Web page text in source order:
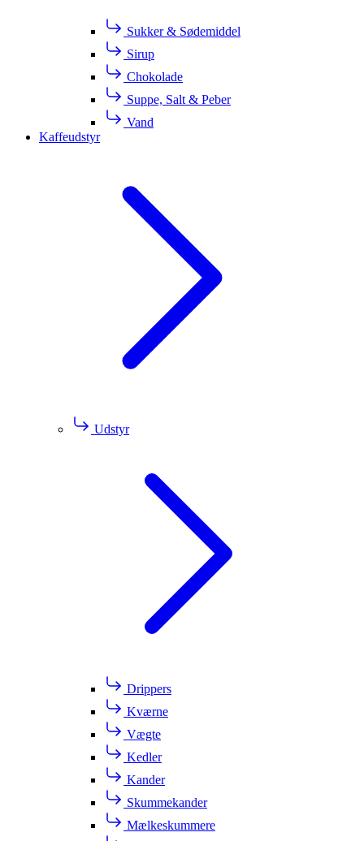
Sukker & Sødemiddel
Sirup
Chokolade
Suppe, Salt & Peber
Vand
Kaffeudstyr
Udstyr
Drippers
Kværne
Vægte
Kedler
Kander
Skummekander
Mælkeskummere